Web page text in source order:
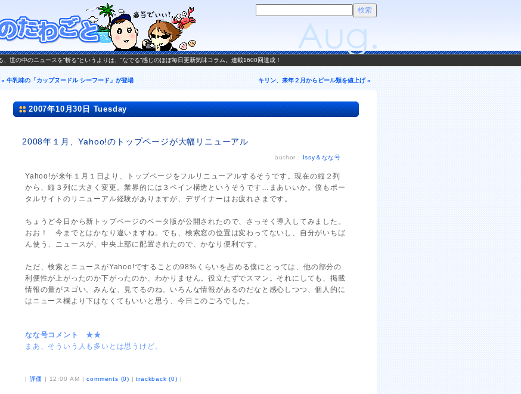
世の中のニュースを“斬る”というよりは、“なでる”感じのほぼ毎日更新気味コラム。連載1600回達成！
« 牛乳味の「カップヌードル シーフード」が登場 キリン、来年２月からビール類を値上げ »
2007年10月30日 Tuesday
2008年１月、Yahoo!のトップページが大幅リニューアル
author : Issy＆なな号
Yahoo!が来年１月１日より、トップページをフルリニューアルするそうです。現在の縦２列
から、縦３列に大きく変更。業界的には３ペイン構造というそうです…まあいいか。僕もポー
タルサイトのリニューアル経験がありますが、デザイナーはお疲れさまです。
ちょうど今日から新トップページのベータ版が公開されたので、さっそく導入してみました。
おお！ 今までとはかなり違いますね。でも、検索窓の位置は変わってないし、自分がいちば
ん使う、ニュースが、中央上部に配置されたので、かなり便利です。
ただ、検索とニュースがYahoo!ですることの98%くらいを占める僕にとっては、他の部分の
利便性が上がったのか下がったのか、わかりません。役立たずでスマン。それにしても、掲載
情報の量がスゴい。みんな、見てるのね。いろんな情報があるのだなと感心しつつ、個人的に
はニュース欄より下はなくてもいいと思う、今日このごろでした。
なな号コメント ★★
まあ、そういう人も多いとは思うけど。
| 評価 | 12:00 AM |comments (0) |trackback (0) |